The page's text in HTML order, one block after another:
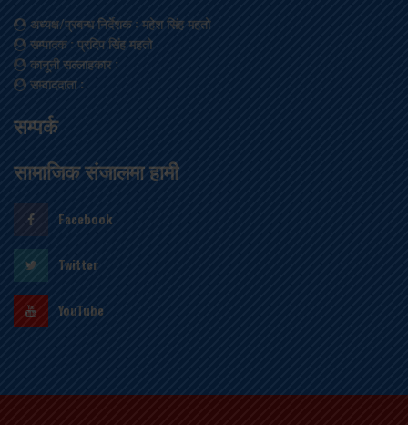
अध्यक्ष/प्रबन्ध निर्देशक: महेश सिंह महतो
सम्पादक: प्रदिप सिंह महतो
कानूनी सल्लाहकार:
सम्वाददाता:
सम्पर्क
सामाजिक संजालमा हामी
Facebook
Twitter
YouTube